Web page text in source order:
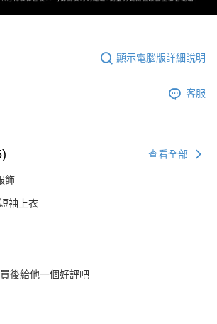
顯示電腦版詳細說明
客服
查看全部
飾
袖上衣
後給他一個好評吧